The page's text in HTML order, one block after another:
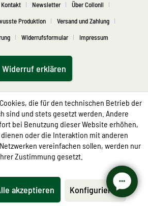
Kontakt Newsletter
Über Collonil
Produktion
Versand und Zahlung
Widerrufsformular Impressum
Widerruf erklären
die für den technischen Betrieb der
sind und stets gesetzt werden. Andere
bei Benutzung dieser Website erhöhen,
oder die Interaktion mit anderen
vereinfachen sollen, werden nur
Zustimmung gesetzt.
akzeptieren Konfigurieren